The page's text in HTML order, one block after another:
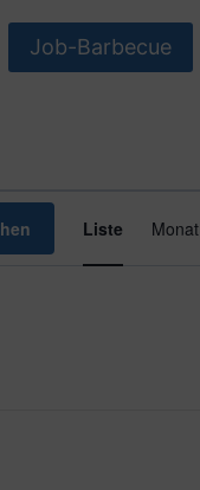
Job-Barbecue
Liste Monat